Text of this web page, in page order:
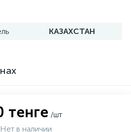
КАЗАХСТАН
тенге /шт
Нет в наличии